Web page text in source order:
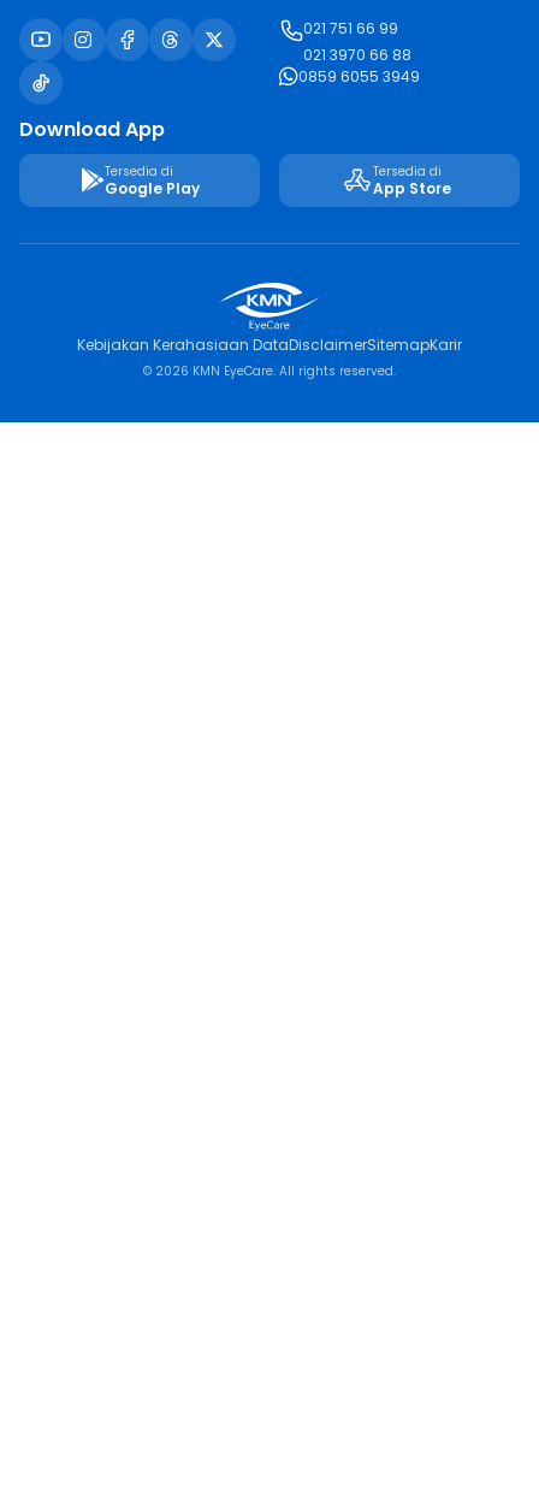
021 751 66 99
021 3970 66 88
0859 6055 3949
Download App
Tersedia di
Google Play
Tersedia di
App Store
Kebijakan Kerahasiaan DataDisclaimerSitemapKarir
© 2026 KMN EyeCare. All rights reserved.